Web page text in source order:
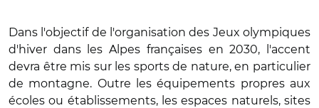
Dans l'objectif de l'organisation des Jeux olympiques
d'hiver dans les Alpes françaises en 2030, l'accent
devra être mis sur les sports de nature, en particulier
de montagne. Outre les équipements propres aux
écoles ou établissements, les espaces naturels, sites